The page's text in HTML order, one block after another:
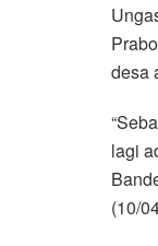
desa
lagi
(10/